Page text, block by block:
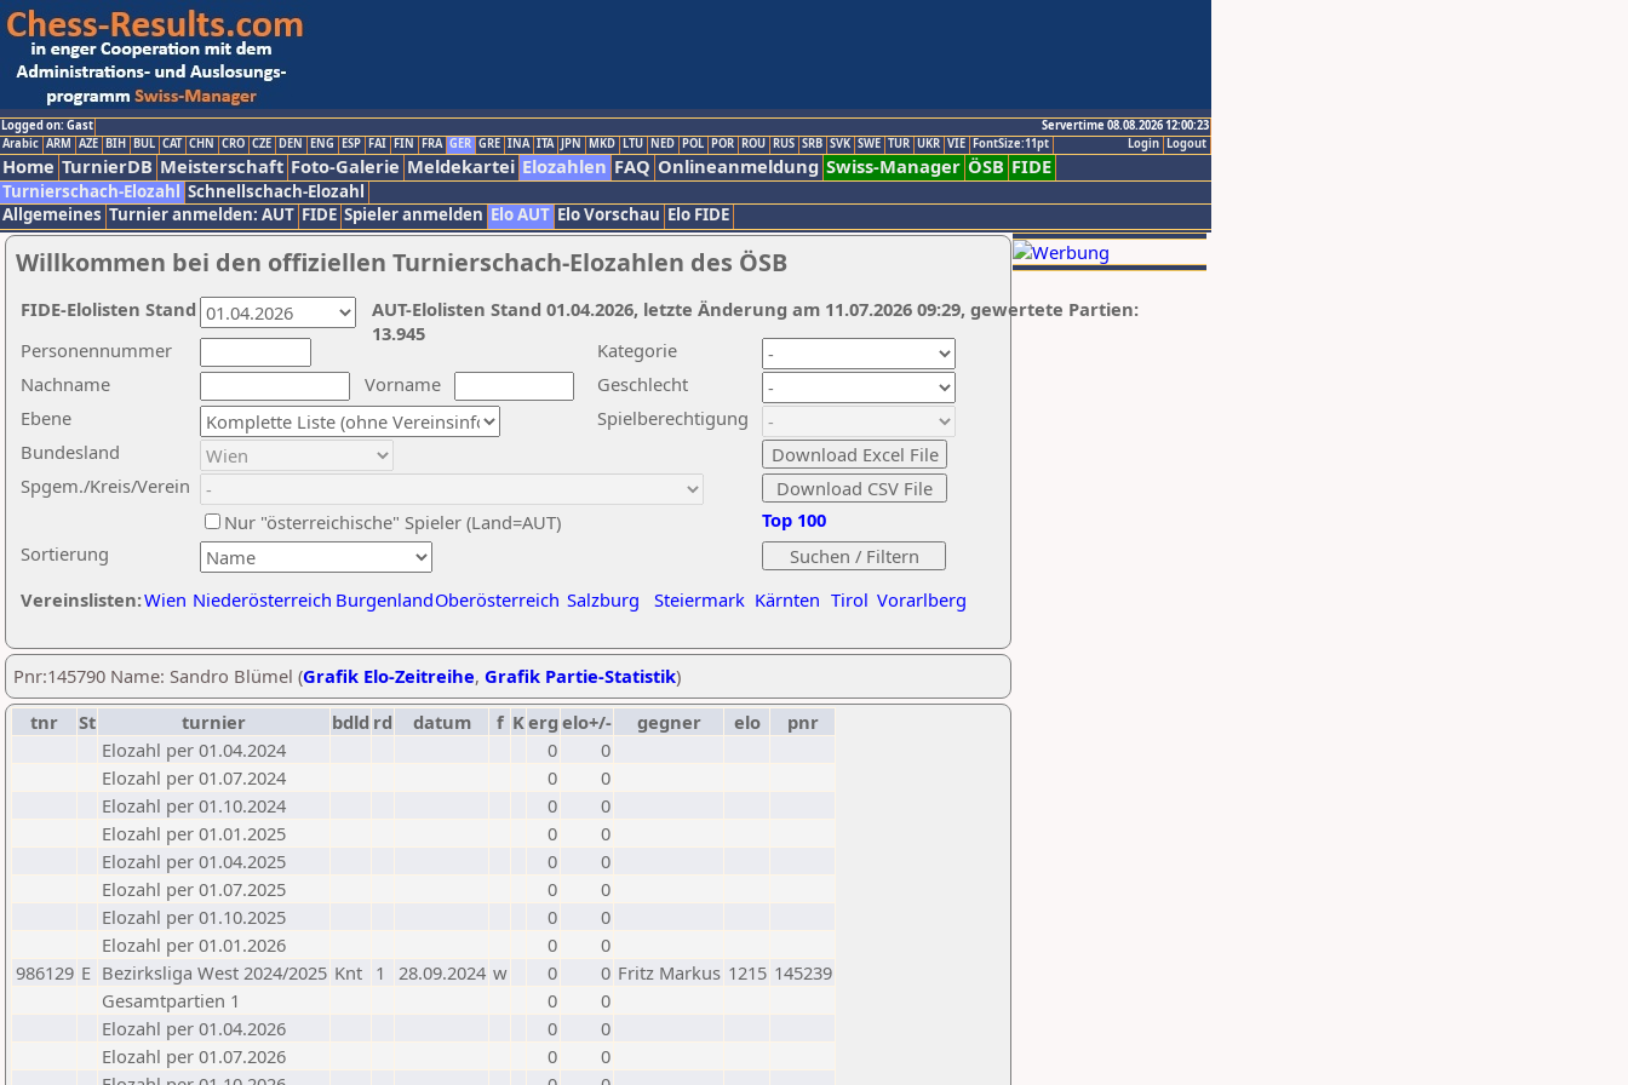
Logged on: Gast
Servertime 08.08.2026 12:00:23
Logout
Login
Arabic ARM AZE BIH BUL CAT CHN CRO CZE DEN ENG ESP FAI FIN FRA GER GRE INA ITA JPN MKD LTU NED POL POR ROU RUS SRB SVK SWE TUR UKR VIE FontSize:11pt
Home TurnierDB Meisterschaft Foto-Galerie Meldekartei Elozahlen FAQ Onlineanmeldung Swiss-Manager ÖSB FIDE
Turnierschach-Elozahl Schnellschach-Elozahl
Allgemeines Turnier anmelden: AUT FIDE Spieler anmelden Elo AUT Elo Vorschau Elo FIDE
Willkommen bei den offiziellen Turnierschach-Elozahlen des ÖSB
Nachname
Vorname
Ebene
Kategorie
Sortierung
Personennummer
Bundesland
Spgem./Kreis/Verein
Geschlecht
Nur "österreichische" Spieler (Land=AUT)
Spielberechtigung
Vereinslisten:Wien Niederösterreich BurgenlandOberösterreich Salzburg Steiermark Kärnten Tirol Vorarlberg
Top 100
AUT-Elolisten Stand 01.04.2026, letzte Änderung am 11.07.2026 09:29, gewertete Partien:
13.945
FIDE-Elolisten Stand
Pnr:145790 Name: Sandro Blümel (Grafik Elo-Zeitreihe, Grafik Partie-Statistik)
tnr
St turnier bdld rd datum f Kerg elo+/- gegner elo
pnr
Elozahl per 01.04.2024
0
0
Elozahl per 01.07.2024
0
0
Elozahl per 01.10.2024
0
0
Elozahl per 01.01.2025
0
0
Elozahl per 01.04.2025
0
0
Elozahl per 01.07.2025
0
0
Elozahl per 01.10.2025
0
0
Elozahl per 01.01.2026
0
0
986129 E Bezirksliga West 2024/2025 Knt 1 28.09.2024 w 0 0 Fritz Markus 1215 145239
Gesamtpartien 1
0
0
Elozahl per 01.04.2026
0
0
Elozahl per 01.07.2026
0
0